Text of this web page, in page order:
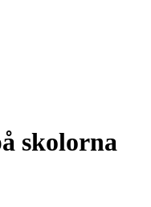
skolorna